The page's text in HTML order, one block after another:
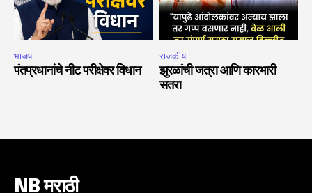
भाजपा
पंतप्रधानांचे नीट परीक्षेवर विधान
राजकीय
झुरळांची जत्रा आणि कारभारी
सतरा
NB मराठी